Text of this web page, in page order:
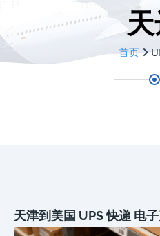
首页
天津到美国 UPS 快递 电